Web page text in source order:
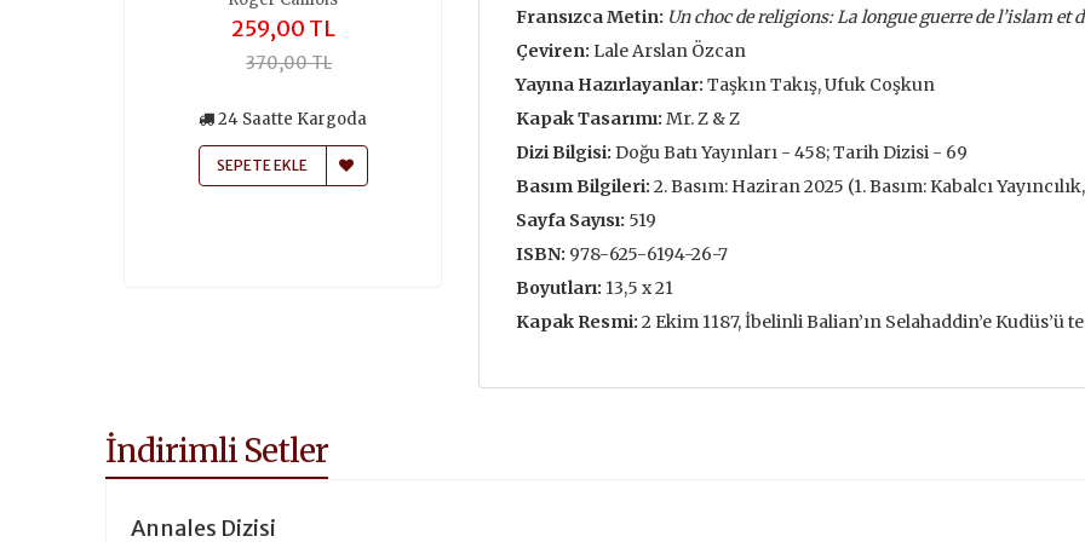
259,00 TL
370,00 TL
24 Saatte Kargoda
SEPETE EKLE
196,00 TL
280,00 TL
24 Saatte Kargoda
François L’Yvonnet
150,00 TL
SEPETE EKLE
Gottfried
Fransızca Metin: Un choc de religions:La longue guerre de l’islam et
Çeviren: Lale Arslan Özcan
Yayına Hazırlayanlar: Taşkın Takış, Ufuk Coşkun
Kapak Tasarımı: Mr. Z & Z
Dizi Bilgisi: Doğu Batı Yayınları - 458; Tarih Dizisi - 69
Basım Bilgileri: 2. Basım: Haziran 2025 (1. Basım: Kabalcı
Sayfa Sayısı: 519
ISBN: 978-625-6194-26-7
Boyutları: 13,5 x 21
Kapak Resmi: 2 Ekim 1187, İbelinli Balian’ın Selahaddin’e
İndirimli Setler
Annales Dizisi